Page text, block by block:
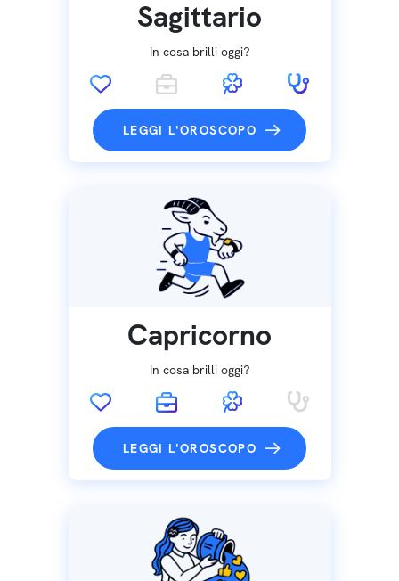
Sagittario
In cosa brilli oggi?
LEGGI L'OROSCOPO
Capricorno
In cosa brilli oggi?
LEGGI L'OROSCOPO